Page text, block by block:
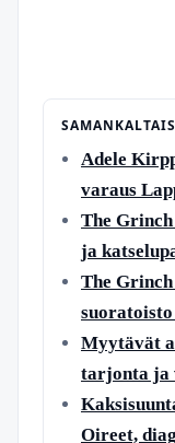
Adele
varaus
The
ja
The
suoratoisto
Myytävät
tarjonta ja
Oireet,